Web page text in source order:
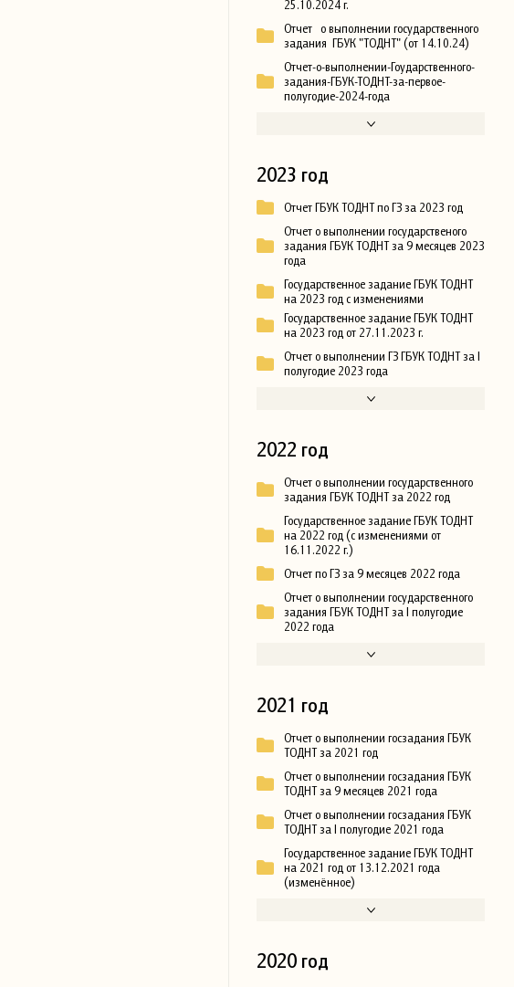
25.10.2024 г.
Отчет о выполнении государственного
задания ГБУК "ТОДНТ" (от 14.10.24)
Отчет-о-выполнении-Гоударственного-
задания-ГБУК-ТОДНТ-за-первое-
полугодие-2024-года
2023 год
Отчет ГБУК ТОДНТ по ГЗ за 2023 год
Отчет о выполнении государственого
задания ГБУК ТОДНТ за 9 месяцев 2023
года
Государственное задание ГБУК ТОДНТ
на 2023 год с изменениями
Государственное задание ГБУК ТОДНТ
на 2023 год от 27.11.2023 г.
Отчет о выполнении ГЗ ГБУК ТОДНТ за I
полугодие 2023 года
2022 год
Отчет о выполнении государственного
задания ГБУК ТОДНТ за 2022 год
Государственное задание ГБУК ТОДНТ
на 2022 год (с изменениями от
16.11.2022 г.)
Отчет по ГЗ за 9 месяцев 2022 года
Отчет о выполнении государственного
задания ГБУК ТОДНТ за I полугодие
2022 года
2021 год
Отчет о выполнении госзадания ГБУК
ТОДНТ за 2021 год
Отчет о выполнении госзадания ГБУК
ТОДНТ за 9 месяцев 2021 года
Отчет о выполнении госзадания ГБУК
ТОДНТ за I полугодие 2021 года
Государственное задание ГБУК ТОДНТ
на 2021 год от 13.12.2021 года
(изменённое)
2020 год